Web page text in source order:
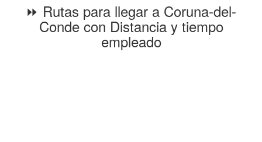
⏩ Rutas para llegar a Coruna-del-
Conde con Distancia y tiempo
empleado